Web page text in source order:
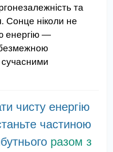
та
Сонце ніколи не
енергію —
сучасними
чисту енергію
частиною
разом з